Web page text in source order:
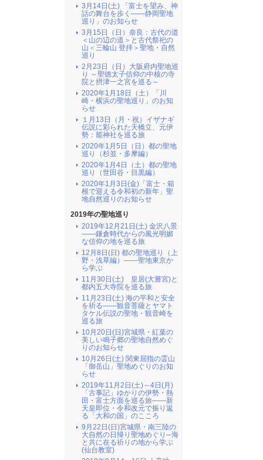
3月14日(土) 「富士を望み、神
話の舞台を歩く――静岡聖地
巡り」のお知らせ
3月15日（日）奈良：古代の道
＜山の辺の道＞と古代祭祀の
山＜三輪山 登拝＞聖地・自然
巡り
2月23日（日）大阪府内聖地巡
り ～聖徳太子信仰の中核の寺
院と摂津一之宮を巡る～
2020年1月18日（土）「川
崎・横浜の聖地巡り」のお知
らせ
１月13日（月・祝）イザナギ
伝説に彩られた天橋立、元伊
勢：籠神社を巡る旅
2020年1月5日（日）都の聖地
巡り（杉並・多摩編）
2020年1月4日（土）都の聖地
巡り（世田谷・目黒編）
2020年1月3日(金)「富士・箱
根で迎える令和初の新年」聖
地自然巡りのお知らせ
2019年の聖地巡り
2019年12月21日(土) 金沢八景
――鎌倉時代からの風光明媚
な信仰の地を巡る旅
12月8日(日) 都の聖地巡り（上
野・浅草編）――聖地東京か
ら学ぶ
11月30日(土) 皇居(大嘗宮)と
都内五大寺院を巡る旅
11月23日(土) 海の平和と安全
を祈る――観音菩薩とヤマト
タケル伝説の聖地・観音崎を
巡る旅
10月20日(日)宮城県・紅葉の
美しい鳴子郷の聖地自然めぐ
りのお知らせ
10月26日(土) 関東屈指の霊山
「御岳山」聖地めぐりのお知
らせ
2019年11月2日(土)～4日(月)
「古事記」ゆかりの伊勢・熱
田・富士方面を巡る旅――新
天皇即位・令和改元で振り返
る「大和の国」のこころ
9月22日(日)宮城県・南三陸の
大自然の日帰り聖地めぐり─海
と共に在る祈りの地から学ぶ
(仙台教室)